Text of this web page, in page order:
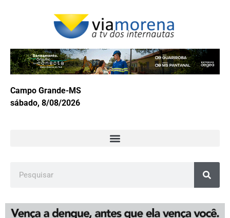
Campo Grande-MS
sábado, 8/08/2026